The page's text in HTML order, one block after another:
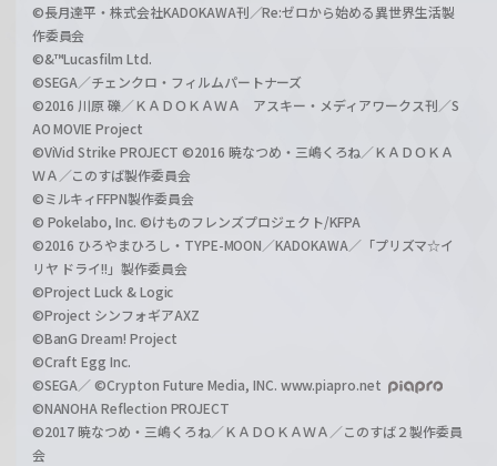
©長月達平・株式会社KADOKAWA刊／Re:ゼロから始める異世界生活製
作委員会
©&™Lucasfilm Ltd.
©SEGA／チェンクロ・フィルムパートナーズ
©2016 川原 礫／ＫＡＤＯＫＡＷＡ アスキー・メディアワークス刊／S
AO MOVIE Project
©ViVid Strike PROJECT ©2016 暁なつめ・三嶋くろね／ＫＡＤＯＫＡ
ＷＡ／このすば製作委員会
©ミルキィFFPN製作委員会
© Pokelabo, Inc. ©けものフレンズプロジェクト/KFPA
©2016 ひろやまひろし・TYPE-MOON／KADOKAWA／「プリズマ☆イ
リヤ ドライ!!」製作委員会
©Project Luck & Logic
©Project シンフォギアAXZ
©BanG Dream! Project
©Craft Egg Inc.
©SEGA／ ©Crypton Future Media, INC. www.piapro.net
©NANOHA Reflection PROJECT
©2017 暁なつめ・三嶋くろね／ＫＡＤＯＫＡＷＡ／このすば２製作委員
会